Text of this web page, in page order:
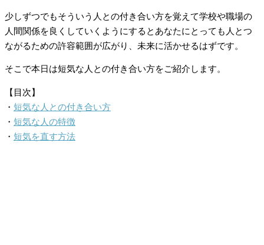
少しずつでもそういう人との付き合い方を覚えて学校や職場の
人間関係を良くしていくようにするとあなたにとっても人とつ
ながるための許容範囲が広がり、未来に活かせるはずです。
そこで本日は短気な人との付き合い方をご紹介します。
【目次】
・ 短気な人との付き合い方
・ 短気な人の特徴
・ 短気を直す方法